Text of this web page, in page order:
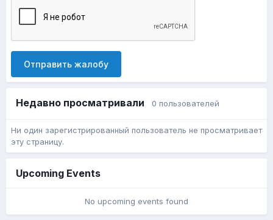
Отправить жалобу
Недавно просматривали 0 пользователей
Ни один зарегистрированный пользователь не просматривает
эту страницу.
Upcoming Events
No upcoming events found